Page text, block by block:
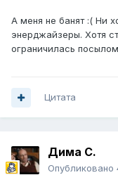
А меня не банят :( Ни
энерджайзеры. Хотя
ограничилась
Цитата
Дима С.
Опубликовано